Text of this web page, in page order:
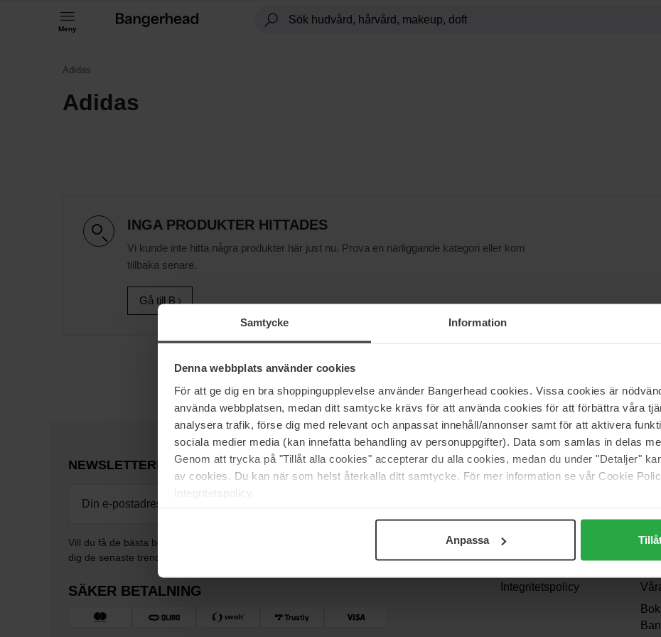
Samtycke Information
Denna webbplats använder cookies
För att ge dig en bra shoppingupplevelse använder Bangerhead cookies. Vissa cookies är
använda webbplatsen, medan ditt samtycke krävs för att använda cookies för att förbättra våra
analysera trafik, förse dig med relevant och anpassat innehåll/annonser samt för att aktivera
sociala medier media (kan innefatta behandling av personuppgifter). Data som samlas in delas
Genom att trycka på "Tillåt alla cookies" accepterar du alla cookies, medan du under "Detaljer"
av cookies. Du kan när som helst återkalla ditt samtycke. För mer information se vår Cookie
Integritetspolicy.
Anpassa
Meny
Adidas
Adidas
INGA PRODUKTER HITTADES
Vi kunde inte hitta några produkter här just nu. Prova en närliggande kategori eller kom
tillbaka senare.
Gå till B
NEWSLETTERBE THE FIRST TO KNOW
Vill du få de bästa beauty-nyheterna direkt till din inbox? Vi ger
dig de senaste trenderna, tips och exklusiva erbjudanden!
SÄKER BETALNING
Support
Frågor och svar
Köpvillkor
Returer & ångrat köp
Integritetspolicy